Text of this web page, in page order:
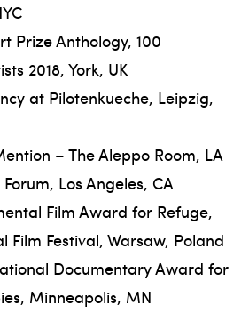
Prize Anthology, 100
2018, York, UK
at Pilotenkueche, Leipzig,
– The Aleppo Room, LA
Los Angeles, CA
Film Award for Refuge,
Film Festival, Warsaw, Poland
Documentary Award for
Minneapolis, MN